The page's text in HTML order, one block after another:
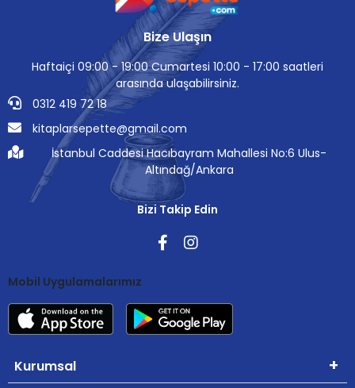
Bize Ulaşın
Haftaiçi 09:00 - 19:00 Cumartesi 10:00 - 17:00 saatleri
arasında ulaşabilirsiniz.
0312 419 72 18
kitaplarsepette@gmail.com
İstanbul Caddesi Hacıbayram Mahallesi No:6 Ulus-
Altındağ/Ankara
Bizi Takip Edin
Mobil Uygulamalarımız
Kurumsal